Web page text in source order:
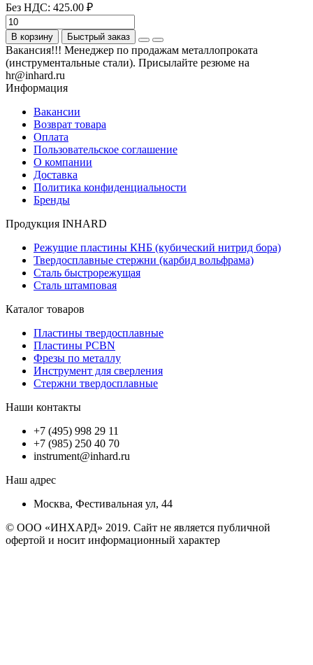
Без НДС: 425.00 ₽
В корзину Быстрый заказ
Вакансия!!! Менеджер по продажам металлопроката
(инструментальные стали). Присылайте резюме на
hr@inhard.ru
Информация
Вакансии
Возврат товара
Оплата
Пользовательское соглашение
О компании
Доставка
Политика конфиденциальности
Бренды
Продукция INHARD
Режущие пластины КНБ (кубический нитрид бора)
Твердосплавные стержни (карбид вольфрама)
Сталь быстрорежущая
Сталь штамповая
Каталог товаров
Пластины твердосплавные
Пластины PCBN
Фрезы по металлу
Инструмент для сверления
Стержни твердосплавные
Наши контакты
+7 (495) 998 29 11
+7 (985) 250 40 70
instrument@inhard.ru
Наш адрес
Москва, Фестивальная ул, 44
© ООО «ИНХАРД» 2019. Сайт не является публичной
офертой и носит информационный характер